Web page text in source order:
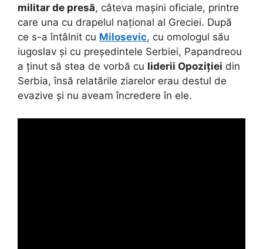
militar de presă, câteva mașini oficiale, printre
care una cu drapelul național al Greciei. După
ce s-a întâlnit cu Milosevic, cu omologul său
iugoslav și cu președintele Serbiei, Papandreou
a ținut să stea de vorbă cu liderii Opoziției din
Serbia, însă relatările ziarelor erau destul de
evazive și nu aveam încredere în ele.